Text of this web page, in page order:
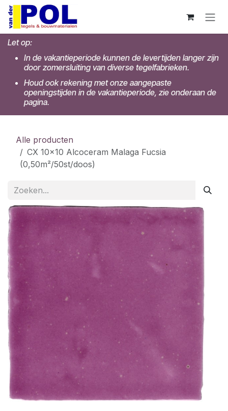
Overslaan naar inhoud
Let op:
In de vakantieperiode kunnen de levertijden langer zijn
door zomersluiting van diverse tegelfabrieken.
Houd ook rekening met onze aangepaste
openingstijden in de vakantieperiode, zie onderaan de
pagina.
Alle producten
CX 10x10 Alcoceram Malaga Fucsia
(0,50m²/50st/doos)